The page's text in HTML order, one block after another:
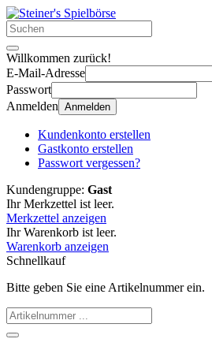
Willkommen zurück!
E-Mail-Adresse
Passwort
Anmelden Anmelden
Kundenkonto erstellen
Gastkonto erstellen
Passwort vergessen?
Kundengruppe: Gast
Ihr Merkzettel ist leer.
Merkzettel anzeigen
Ihr Warenkorb ist leer.
Warenkorb anzeigen
Schnellkauf
Bitte geben Sie eine Artikelnummer ein.